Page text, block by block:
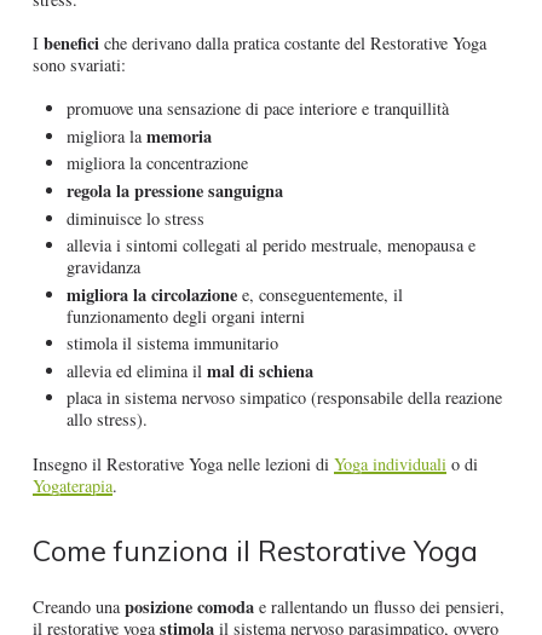
Ibenefici che derivano dalla pratica costante del Restorative Yoga
sono svariati:
promuove una sensazione di pace interiore e tranquillità
migliora la memoria
migliora la concentrazione
regola la pressione sanguigna
diminuisce lo stress
allevia i sintomi collegati al perido mestruale, menopausa e
gravidanza
migliora la circolazionee, conseguentemente, il
funzionamento degli organi interni
stimola il sistema immunitario
allevia ed elimina il mal di schiena
placa in sistema nervoso simpatico (responsabile della reazione
allo stress).
Insegno il Restorative Yoga nelle lezioni diYoga individuali o di
Yogaterapia.
Come funziona il Restorative Yoga
Creando unaposizione comoda e rallentando un flusso dei pensieri,
il restorative yogastimola il sistema nervoso parasimpatico, ovvero